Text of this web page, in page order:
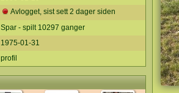
Avlogget, sist sett 2 dager siden
Spar - spilt 10297 ganger
1975-01-31
profil